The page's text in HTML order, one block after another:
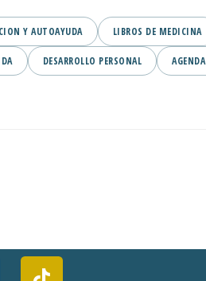
Y AUTOAYUDA LIBROS DE MEDICINA
DESARROLLO PERSONAL AGENDA